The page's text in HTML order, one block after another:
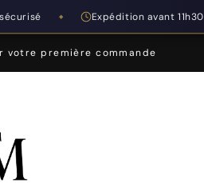
◆ Expédition avant 11h30
votre première commande